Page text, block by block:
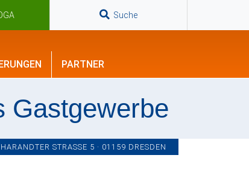
Suche
PARTNER
Gastgewerbe
STRASSE 5 · 01159 DRESDEN